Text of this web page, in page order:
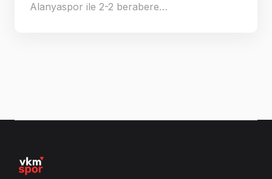
Alanyaspor ile 2-2 berabere…